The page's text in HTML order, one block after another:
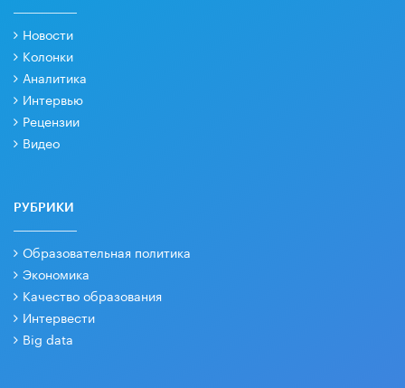
Новости
Колонки
Аналитика
Интервью
Рецензии
Видео
РУБРИКИ
Образовательная политика
Экономика
Качество образования
Интервести
Big data